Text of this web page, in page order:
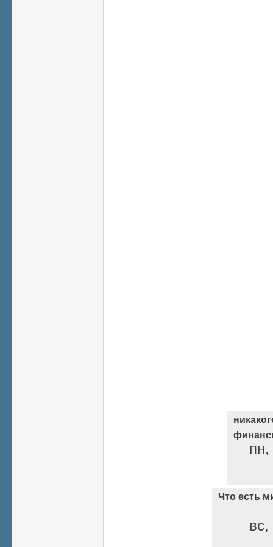
Что есть